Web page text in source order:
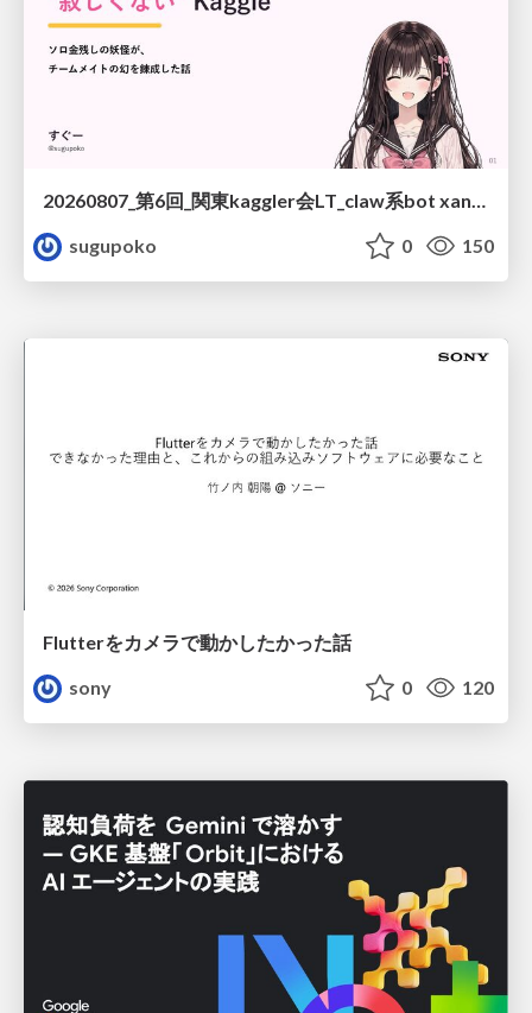
sugupoko
0 150
Flutterをカメラで動かしたかった話
sony
0 120